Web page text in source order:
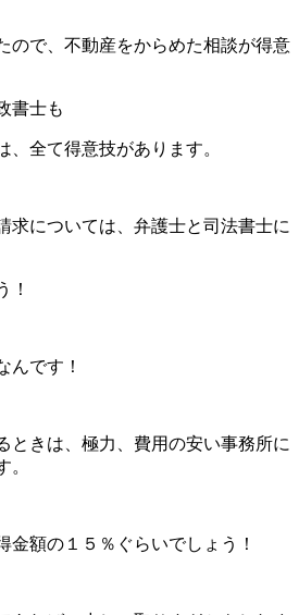
ので、不動産をからめた相談が得意
書士も
、全て得意技があります。
求については、弁護士と司法書士に
！
んです！
ときは、極力、費用の安い事務所に
。
金額の１５％ぐらいでしょう！